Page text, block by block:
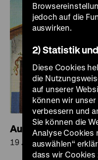
19.30 Uhr
jedoch auf die
auswirken.
2) Statistik
Diese Cookies
die
auf unserer
können wir
verbessern und
Sie können die
Analyse Cookies
auswählen“
dass wir Cookies